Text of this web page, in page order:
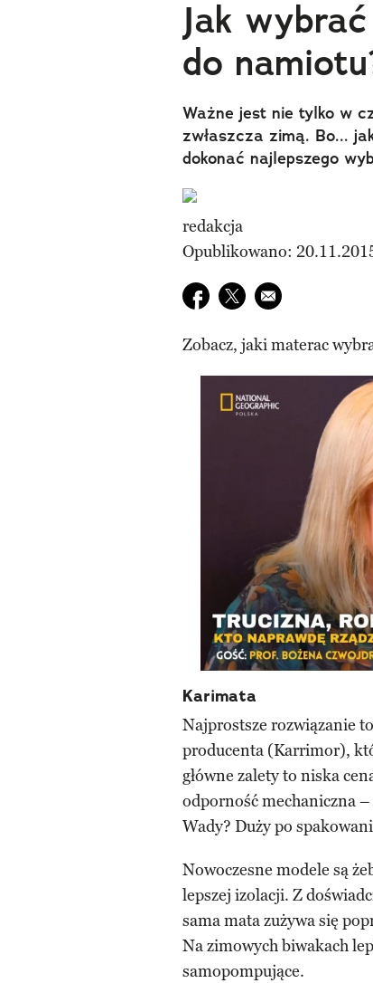
Jak
do
Ważne jest nie tylko w
zwłaszcza zimą. Bo...
dokonać najlepszego
redakcja
Opublikowano:
Udostępnij na facebook
Udostępnij na twitter
E-mail do
Zobacz, jaki materac
Karimata
Najprostsze rozwiązanie
producenta (Karrimor),
główne zalety to niska
odporność mechaniczna
Wady? Duży po
Nowoczesne modele są
lepszej izolacji. Z
sama mata zużywa się
Na zimowych biwakach
samopompujące.